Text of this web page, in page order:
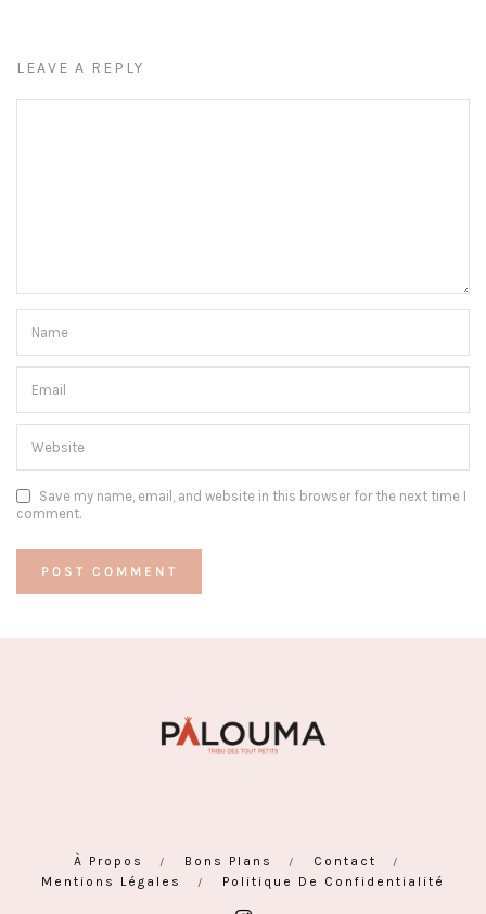
LEAVE A REPLY
Save my name, email, and website in this browser for the next time I
comment.
À Propos Bons Plans
Contact
Mentions Légales
Politique De Confidentialité